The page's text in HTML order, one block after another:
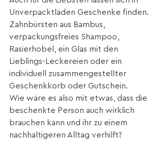
Unverpacktläden Geschenke finden.
Zahnbürsten aus Bambus,
verpackungsfreies Shampoo,
Rasierhobel, ein Glas mit den
Lieblings-Leckereien oder ein
individuell zusammengestellter
Geschenkkorb oder Gutschein.
Wie wäre es also mit etwas, dass die
beschenkte Person auch wirklich
brauchen kann und ihr zu einem
nachhaltigeren Alltag verhilft?